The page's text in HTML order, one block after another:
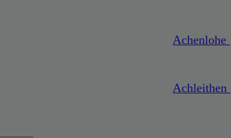
Achenlohe
Achleithen